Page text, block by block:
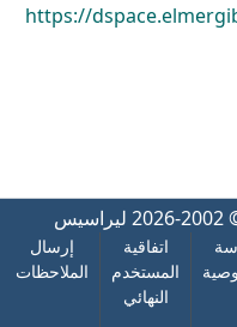
https://
ليراسيس
اتفاقية
المستخدم
النهائي
إرسال
الملاحظات